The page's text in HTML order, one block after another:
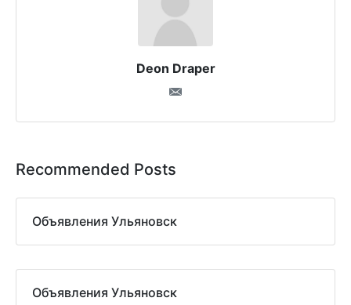
Deon Draper
Recommended Posts
Объявления Ульяновск
Объявления Ульяновск